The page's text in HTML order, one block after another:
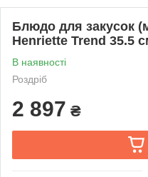
Блюдо для закусок
Henriette Trend 35.5
В наявності
Роздріб
2 897 ₴